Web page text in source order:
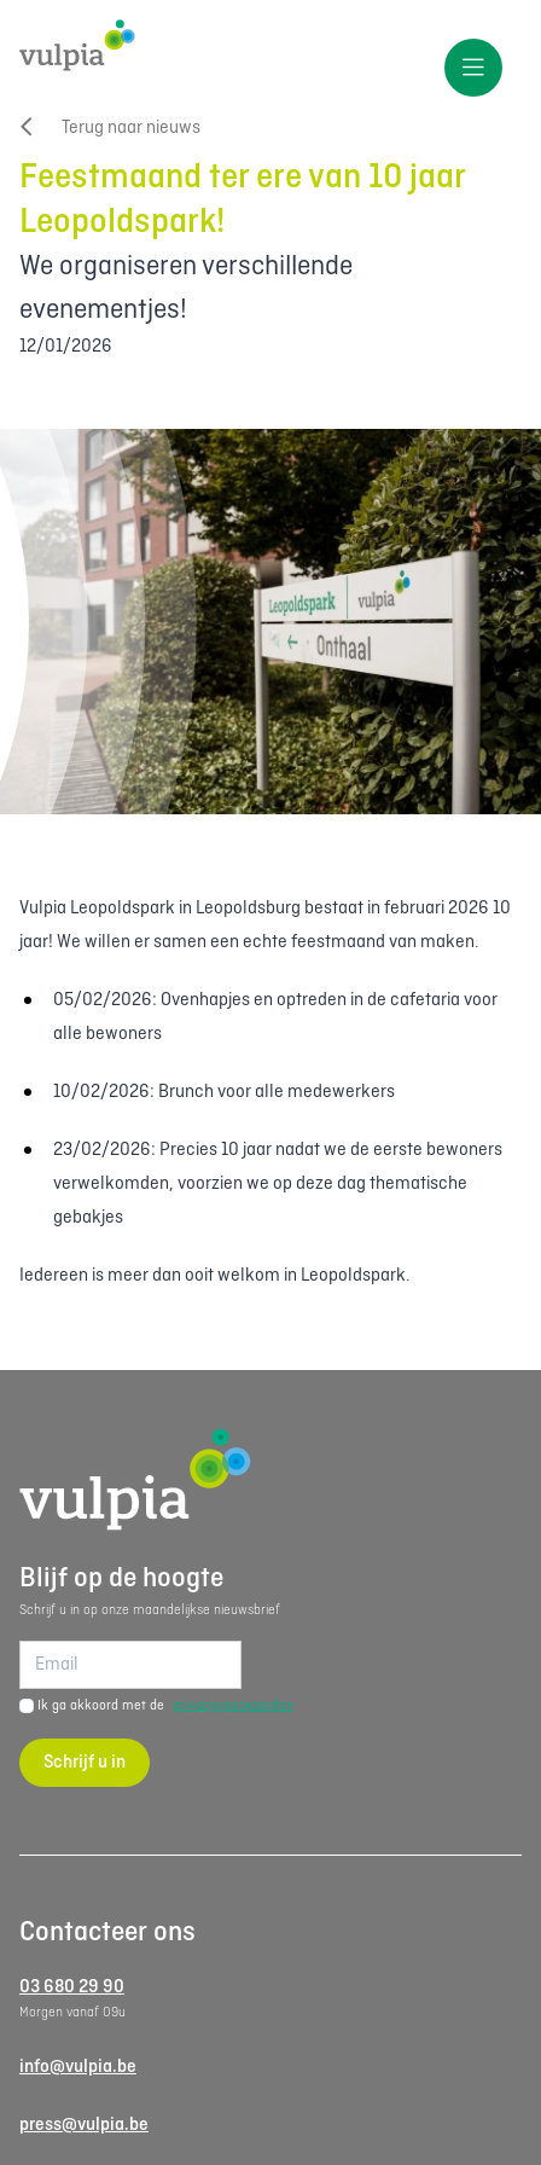
Terug naar nieuws
Feestmaand ter ere van 10 jaar
Leopoldspark!
We organiseren verschillende
evenementjes!
12/01/2026
Vulpia Leopoldspark in Leopoldsburg bestaat in februari 2026 10
jaar! We willen er samen een echte feestmaand van maken.
05/02/2026: Ovenhapjes en optreden in de cafetaria voor
alle bewoners
10/02/2026: Brunch voor alle medewerkers
23/02/2026: Precies 10 jaar nadat we de eerste bewoners
verwelkomden, voorzien we op deze dag thematische
gebakjes
Iedereen is meer dan ooit welkom in Leopoldspark.
Blijf op de hoogte
Schrijf u in op onze maandelijkse nieuwsbrief
Ik ga akkoord met de privacyvoorwaarden
Schrijf u in
Contacteer ons
03 680 29 90
Morgen vanaf 09u
info@vulpia.be
press@vulpia.be